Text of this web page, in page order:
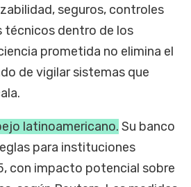
seguros, controles
técnicos dentro de los
prometida no elimina el
de vigilar sistemas que
latinoamericano. Su banco
para instituciones
con impacto potencial sobre